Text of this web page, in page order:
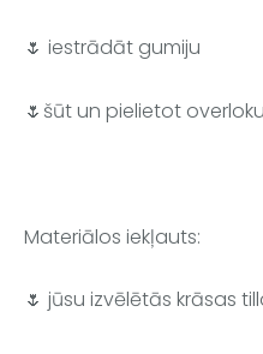
🌷 iestrādāt gumiju
🌷šūt un pielietot overloku
Materiālos iekļauts:
🌷 jūsu izvēlētās krāsas